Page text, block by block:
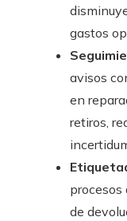
gastos
avisos
en
retiros,
procesos
de